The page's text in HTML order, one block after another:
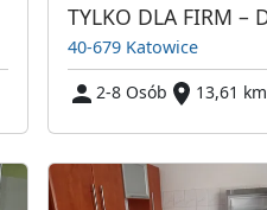
40-679 Katowice
2-8 Osób
13,61 km